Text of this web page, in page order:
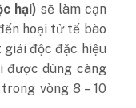
hại) sẽ làm cạn
hoại tử tế bào
độc đặc hiệu
được dùng càng
vòng 8 – 10